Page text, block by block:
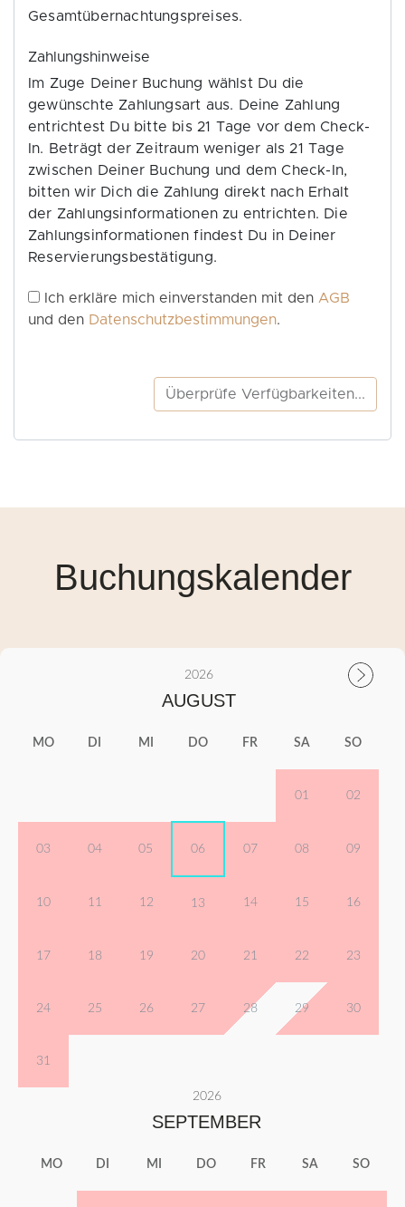
Buchungskalender
2026
AUGUST
MO DI MI DO FR SA SO
01 02
03 04 05 06 07 08 09
10 11 12 13 14 15 16
17 18 19 20 21 22 23
24 25 26 27 28 29 30
31
2026
SEPTEMBER
MO DI MI DO FR SA SO